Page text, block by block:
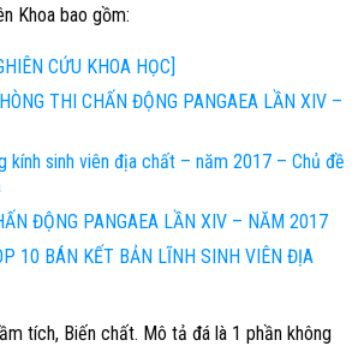
Khoa bao gồm:
CỨU KHOA HỌC]
THI CHẤN ĐỘNG PANGAEA LẦN XIV –
kính sinh viên địa chất – năm 2017 – Chủ đề
ĐỘNG PANGAEA LẦN XIV – NĂM 2017
10 BÁN KẾT BẢN LĨNH SINH VIÊN ĐỊA
tích, Biến chất. Mô tả đá là 1 phần không